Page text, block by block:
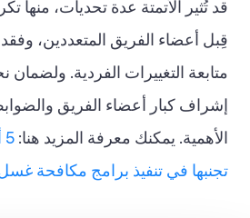
قد تُثير الأتمتة عدة تحديات، منها
قِبل أعضاء الفريق المتعددين،
متابعة التغييرات الفردية. ولضمان
إشراف كبار أعضاء الفريق والضوابط
الأهمية. يمكنك معرفة المزيد هنا:
تجنبها في تنفيذ برامج مكافحة غسل